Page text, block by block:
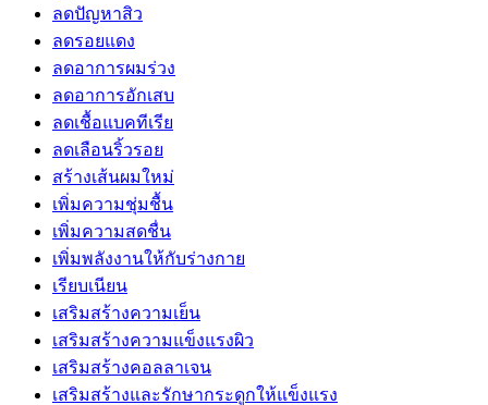
ลดปัญหาสิว
ลดรอยแดง
ลดอาการผมร่วง
ลดอาการอักเสบ
ลดเชื้อแบคทีเรีย
ลดเลือนริ้วรอย
สร้างเส้นผมใหม่
เพิ่มความชุ่มชื้น
เพิ่มความสดชื่น
เพิ่มพลังงานให้กับร่างกาย
เรียบเนียน
เสริมสร้างความเย็น
เสริมสร้างความแข็งแรงผิว
เสริมสร้างคอลลาเจน
เสริมสร้างและรักษากระดูกให้แข็งแรง